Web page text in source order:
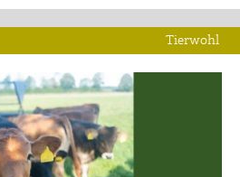
Tierwohl